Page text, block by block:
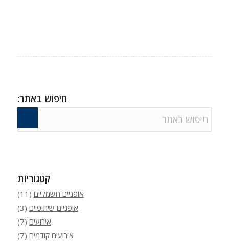
חיפוש באתר:
קטגוריות
אופניים חשמליים (11)
אופניים שיתופיים (3)
אירועים (7)
אירועים קודמים (7)